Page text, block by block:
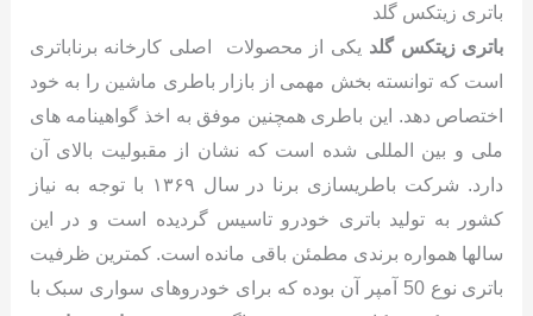
باتری زیتکس گلد
باتری زیتکس گلد یکی از محصولات اصلی کارخانه برناباتری
است که توانسته بخش مهمی از بازار باطری ماشین را به خود
اختصاص دهد. این باطری همچنین موفق به اخذ گواهینامه های
ملی و بین المللی شده است که نشان از مقبولیت بالای آن
دارد. شرکت باطریسازی برنا در سال ۱۳۶۹ با توجه به نیاز
کشور به تولید باتری خودرو تاسیس گردیده است و در این
سالها همواره برندی مطمئن باقی مانده است. کمترین ظرفیت
باتری نوع 50 آمپر آن بوده که برای خودروهای سواری سبک با